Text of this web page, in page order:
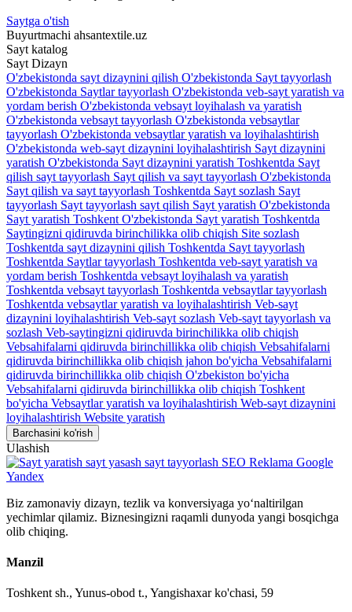
Saytga o'tish
Buyurtmachi ahsantextile.uz
Sayt katalog
Sayt Dizayn
O'zbekistonda sayt dizaynini qilish O'zbekistonda Sayt tayyorlash
O'zbekistonda Saytlar tayyorlash O'zbekistonda veb-sayt yaratish va
yordam berish O'zbekistonda vebsayt loyihalash va yaratish
O'zbekistonda vebsayt tayyorlash O'zbekistonda vebsaytlar
tayyorlash O'zbekistonda vebsaytlar yaratish va loyihalashtirish
O'zbekistonda web-sayt dizaynini loyihalashtirish Sayt dizaynini
yaratish O'zbekistonda Sayt dizaynini yaratish Toshkentda Sayt
qilish sayt tayyorlash Sayt qilish va sayt tayyorlash O'zbekistonda
Sayt qilish va sayt tayyorlash Toshkentda Sayt sozlash Sayt
tayyorlash Sayt tayyorlash sayt qilish Sayt yaratish O'zbekistonda
Sayt yaratish Toshkent O'zbekistonda Sayt yaratish Toshkentda
Saytingizni qidiruvda birinchilikka olib chiqish Site sozlash
Toshkentda sayt dizaynini qilish Toshkentda Sayt tayyorlash
Toshkentda Saytlar tayyorlash Toshkentda veb-sayt yaratish va
yordam berish Toshkentda vebsayt loyihalash va yaratish
Toshkentda vebsayt tayyorlash Toshkentda vebsaytlar tayyorlash
Toshkentda vebsaytlar yaratish va loyihalashtirish Veb-sayt
dizaynini loyihalashtirish Veb-sayt sozlash Veb-sayt tayyorlash va
sozlash Veb-saytingizni qidiruvda birinchilikka olib chiqish
Vebsahifalarni qidiruvda birinchillikka olib chiqish Vebsahifalarni
qidiruvda birinchillikka olib chiqish jahon bo'yicha Vebsahifalarni
qidiruvda birinchillikka olib chiqish O'zbekiston bo'yicha
Vebsahifalarni qidiruvda birinchillikka olib chiqish Toshkent
bo'yicha Vebsaytlar yaratish va loyihalashtirish Web-sayt dizaynini
loyihalashtirish Website yaratish
Barchasini ko'rish
Ulashish
Biz zamonaviy dizayn, tezlik va konversiyaga yo‘naltirilgan
yechimlar qilamiz. Biznesingizni raqamli dunyoda yangi bosqichga
olib chiqing.
Manzil
Toshkent sh., Yunus-obod t., Yangishaxar ko'chasi, 59